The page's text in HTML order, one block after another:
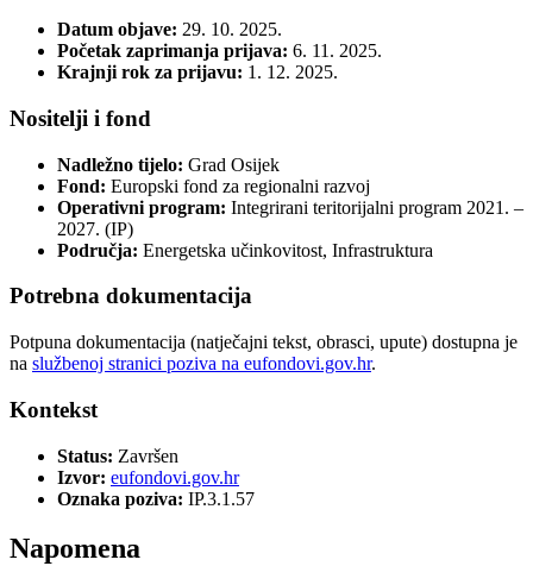
Datum objave: 29. 10. 2025.
Početak zaprimanja prijava: 6. 11. 2025.
Krajnji rok za prijavu: 1. 12. 2025.
Nositelji i fond
Nadležno tijelo: Grad Osijek
Fond: Europski fond za regionalni razvoj
Operativni program: Integrirani teritorijalni program 2021. –
2027. (IP)
Područja: Energetska učinkovitost, Infrastruktura
Potrebna dokumentacija
Potpuna dokumentacija (natječajni tekst, obrasci, upute) dostupna je
na službenoj stranici poziva na eufondovi.gov.hr.
Kontekst
Status: Završen
Izvor: eufondovi.gov.hr
Oznaka poziva: IP.3.1.57
Napomena